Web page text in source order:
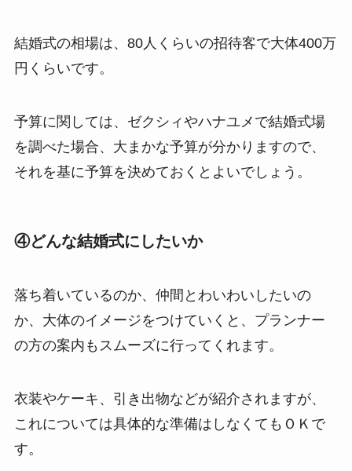
結婚式の相場は、80人くらいの招待客で大体400万
円くらいです。
予算に関しては、ゼクシィやハナユメで結婚式場
を調べた場合、大まかな予算が分かりますので、
それを基に予算を決めておくとよいでしょう。
④どんな結婚式にしたいか
落ち着いているのか、仲間とわいわいしたいの
か、大体のイメージをつけていくと、プランナー
の方の案内もスムーズに行ってくれます。
衣装やケーキ、引き出物などが紹介されますが、
これについては具体的な準備はしなくてもＯＫで
す。